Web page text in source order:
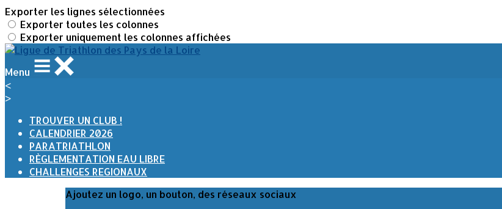
Exporter les lignes sélectionnées
Exporter toutes les colonnes
Exporter uniquement les colonnes affichées
Menu
<
>
TROUVER UN CLUB !
CALENDRIER 2026
PARATRIATHLON
RÈGLEMENTATION EAU LIBRE
CHALLENGES REGIONAUX
Ajoutez un logo, un bouton, des réseaux sociaux